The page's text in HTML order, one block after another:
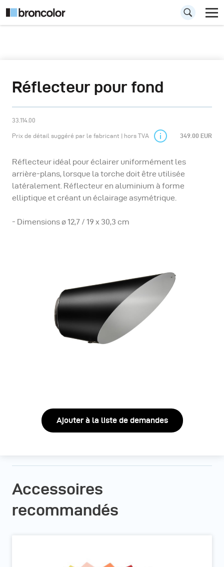
Réflecteur pour fond
33.114.00
Prix de détail suggéré par le fabricant | hors TVA 349.00 EUR
Réflecteur idéal pour éclairer uniformément les
arrière-plans, lorsque la torche doit être utilisée
latéralement. Réflecteur en aluminium à forme
elliptique et créant un éclairage asymétrique.
- Dimensions ø 12,7 / 19 x 30,3 cm
Ajouter à la liste de demandes
Accessoires
recommandés